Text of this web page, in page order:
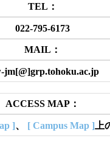
TEL：
022-795-6173
MAIL：
jm[@]grp.tohoku.ac.jp
ACCESS MAP：
]、 [ Campus Map ] 上